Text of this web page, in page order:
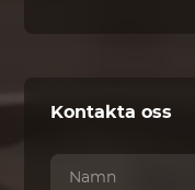
Kontakta oss